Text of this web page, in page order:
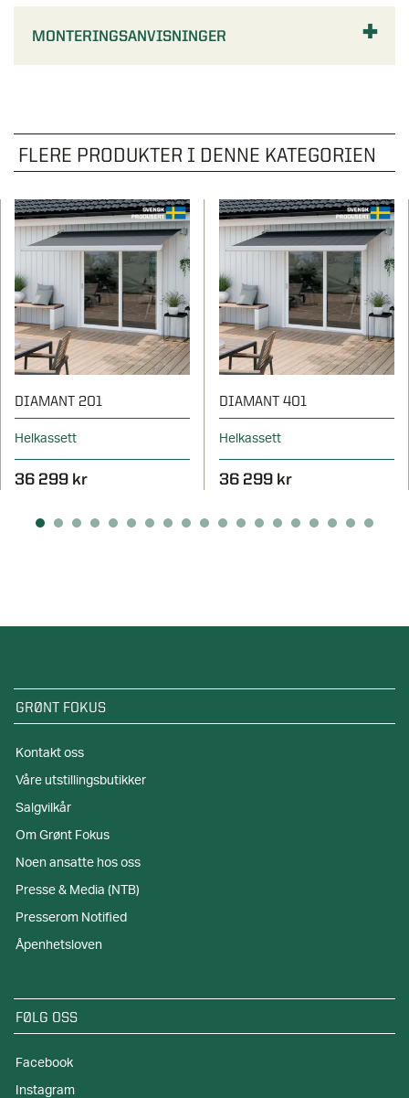
MONTERINGSANVISNINGER
FLERE PRODUKTER I DENNE KATEGORIEN
DIAMANT 201
Helkassett
36 299 kr
DIAMANT 401
Helkassett
36 299 kr
GRØNT FOKUS
Kontakt oss
Våre utstillingsbutikker
Salgvilkår
Om Grønt Fokus
Noen ansatte hos oss
Presse & Media (NTB)
Presserom Notified
Åpenhetsloven
FØLG OSS
Facebook
Instagram